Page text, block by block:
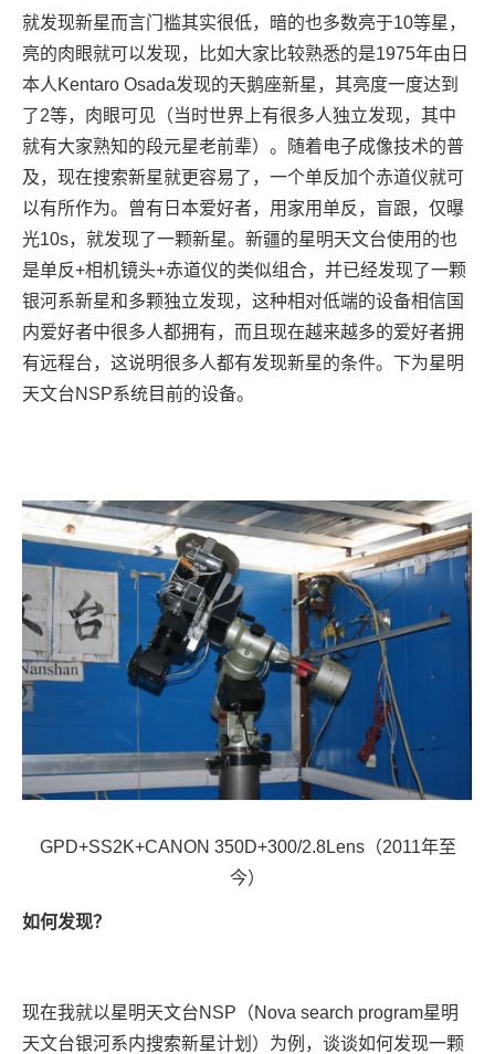
就发现新星而言门槛其实很低，暗的也多数亮于10等星，
亮的肉眼就可以发现，比如大家比较熟悉的是1975年由日
本人Kentaro Osada发现的天鹅座新星，其亮度一度达到
了2等，肉眼可见（当时世界上有很多人独立发现，其中
就有大家熟知的段元星老前辈）。随着电子成像技术的普
及，现在搜索新星就更容易了，一个单反加个赤道仪就可
以有所作为。曾有日本爱好者，用家用单反，盲跟，仅曝
光10s，就发现了一颗新星。新疆的星明天文台使用的也
是单反+相机镜头+赤道仪的类似组合，并已经发现了一颗
银河系新星和多颗独立发现，这种相对低端的设备相信国
内爱好者中很多人都拥有，而且现在越来越多的爱好者拥
有远程台，这说明很多人都有发现新星的条件。下为星明
天文台NSP系统目前的设备。
GPD+SS2K+CANON 350D+300/2.8Lens（2011年至
今）
如何发现？
现在我就以星明天文台NSP（Nova search program星明
天文台银河系内搜索新星计划）为例，谈谈如何发现一颗